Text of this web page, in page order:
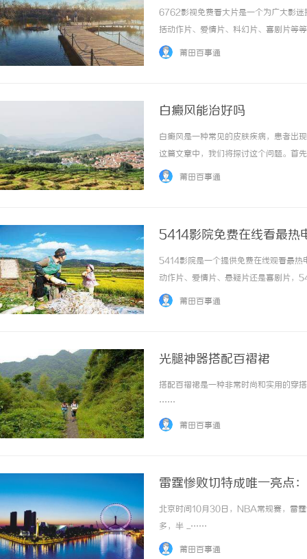
6762影视免费看大片是一个为广大影迷
括动作片、爱情片、科幻片、喜剧片等
在精彩的电影海洋中。6762影视免费
莆田百事通
白癜风能治好吗
白癜风是一种常见的皮肤疾病，患者出
这篇文章中，我们将探讨这个问题。首
合治疗和科学管理，可以使白斑的症状
莆田百事通
5414影院免费在线看最热
5414影院是一个提供免费在线观看最热
动作片、爱情片、悬疑片还是喜剧片，
源，无论是好莱坞大片还是国内外精品
莆田百事通
光腿神器搭配百褶裙
搭配百褶裙是一种非常时尚和实用的穿
……
莆田百事通
雷霆惨败切特成唯一亮点
北京时间10月30日，NBA常规赛，雷
多，半 ...……
莆田百事通